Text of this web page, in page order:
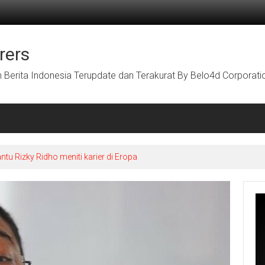
Indonesia Terupdate dan Terakurat By Belo4d
Rizky Ridho meniti karier di Eropa